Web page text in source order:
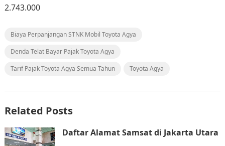
2.743.000
Biaya Perpanjangan STNK Mobil Toyota Agya
Denda Telat Bayar Pajak Toyota Agya
Tarif Pajak Toyota Agya Semua Tahun
Toyota Agya
Related Posts
Daftar Alamat Samsat di Jakarta Utara